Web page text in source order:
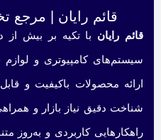
قائم رایان | مرجع
قائم رایان با تکیه بر بیش از
سیستم‌های کامپیوتری و
ارائه محصولات باکیفیت و
شناخت دقیق نیاز بازار و
راهکارهایی کاربردی و به‌روز